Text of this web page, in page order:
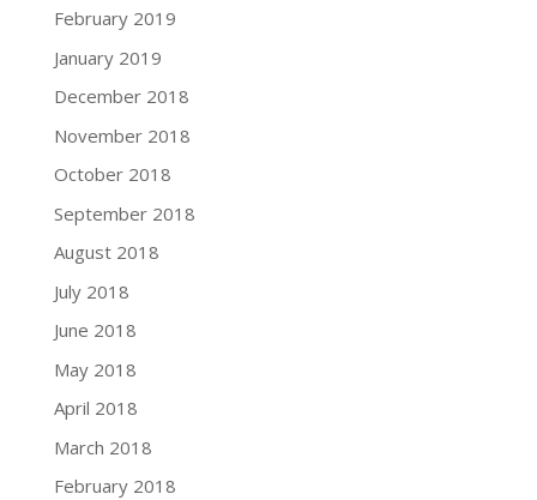
February 2019
January 2019
December 2018
November 2018
October 2018
September 2018
August 2018
July 2018
June 2018
May 2018
April 2018
March 2018
February 2018